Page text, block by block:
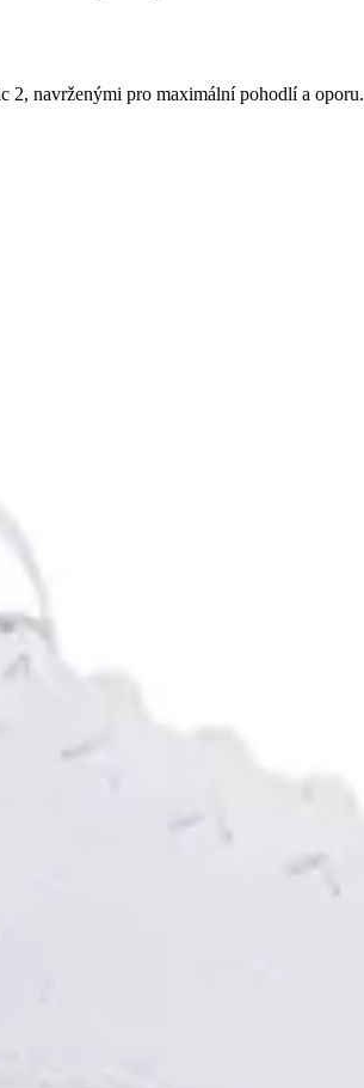
2, navrženými pro maximální pohodlí a oporu.